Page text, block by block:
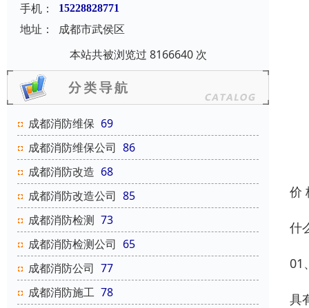
手机：
15228828771
地址：
成都市武侯区
本站共被浏览过 8166640 次
成都消防维保 69
成都消防维保公司 86
成都消防改造 68
成都消防改造公司 85
成都消防检测 73
成都消防检测公司 65
成都消防公司 77
成都消防施工 78
价
什
01
具